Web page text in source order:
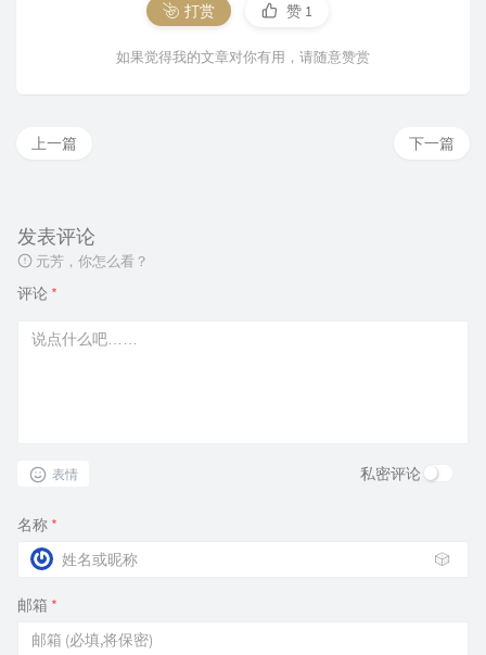
打赏 赞 1
如果觉得我的文章对你有用，请随意赞赏
下一篇
上一篇
发表评论
元芳，你怎么看？
评论 *
表情 私密评论
名称 *
🎲
邮箱 *